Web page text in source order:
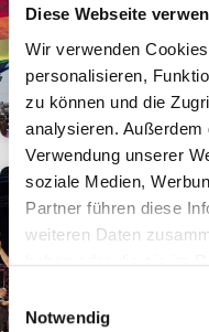
Diese Webseite
Wir verwenden
personalisieren,
zu können und die
analysieren.
Verwendung unserer
soziale Medien,
Partner führen diese
weiteren Daten
Einwilligungsauswahl
Notwendig